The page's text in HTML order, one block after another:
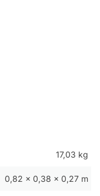
17,03 kg
0,82 × 0,38 × 0,27 m